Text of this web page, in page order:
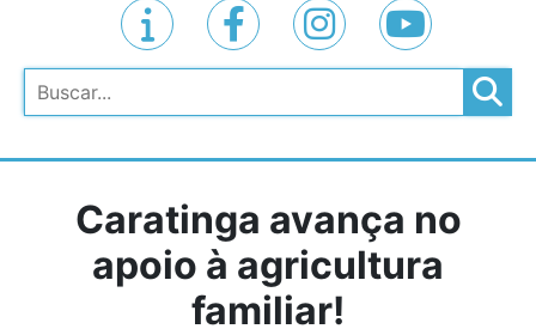
Pesquisar
Caratinga avança no
apoio à agricultura
familiar!